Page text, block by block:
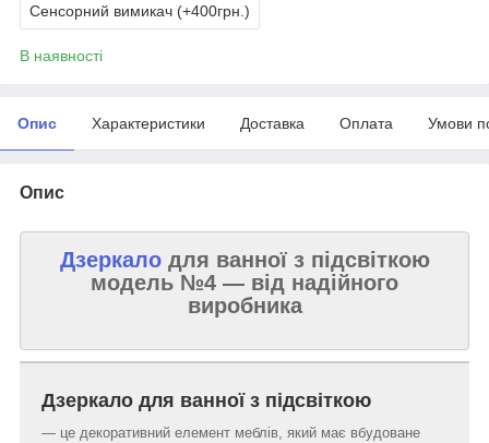
Сенсорний вимикач (+400грн.)
В наявності
Опис Характеристики Доставка Оплата Умови
Опис
Дзеркалодля ванної з підсвіткою
модель №4 — від надійного
виробника
Дзеркало для ванної з підсвіткою
— це декоративний елемент меблів, який має вбудоване